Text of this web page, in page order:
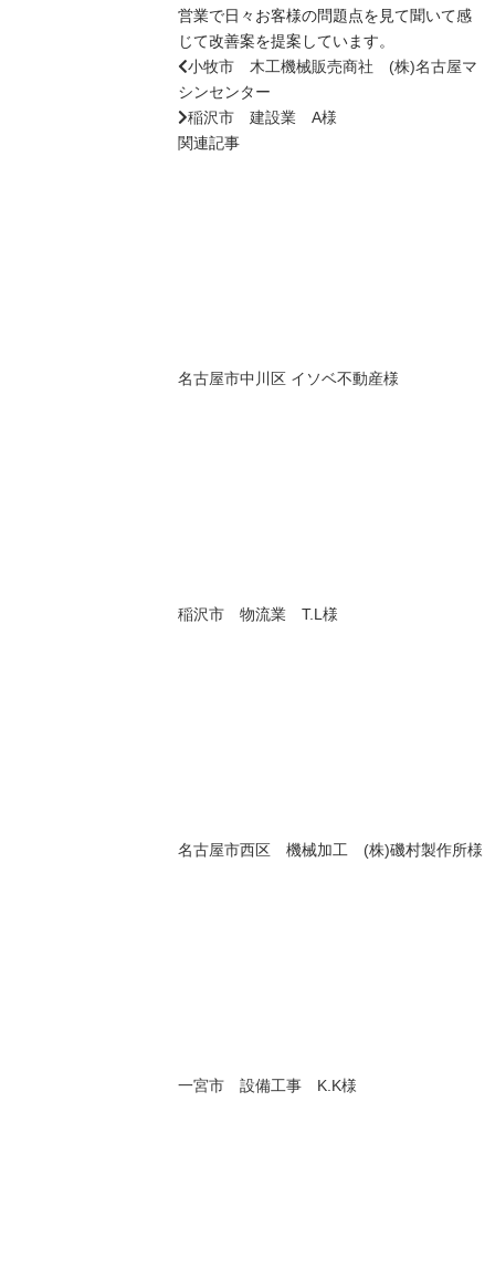
営業で日々お客様の問題点を見て聞いて感
じて改善案を提案しています。
小牧市 木工機械販売商社 (株)名古屋マ
シンセンター
稲沢市 建設業 A様
関連記事
名古屋市中川区 イソベ不動産様
稲沢市 物流業 T.L様
名古屋市西区 機械加工 (株)磯村製作所様
一宮市 設備工事 K.K様